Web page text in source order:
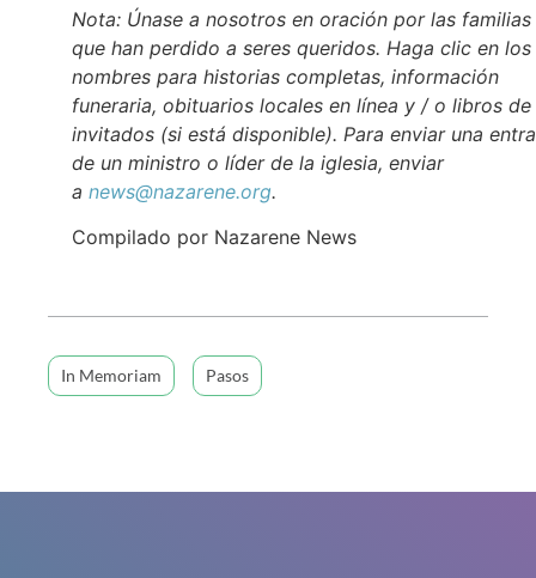
Nota: Únase a nosotros en oración por las familias
que han perdido a seres queridos. Haga clic en los
nombres para historias completas, información
funeraria, obituarios locales en línea y / o libros de
invitados (si está disponible). Para enviar una
de un ministro o líder de la iglesia, enviar
a news@nazarene.org.
Compilado por Nazarene News
In Memoriam Pasos